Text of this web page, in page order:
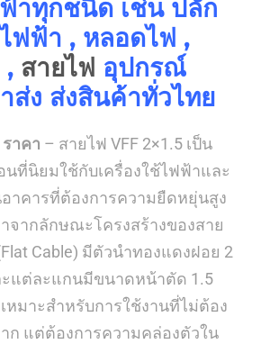
าทุกชนิด เช่น ปลั๊ก
ฟฟ้า , หลอดไฟ ,
, สายไฟ อุปกรณ์
ส่ง ส่งสินค้าทั่วไทย
าคา – สายไฟ VFF 2×1.5 เป็น
ที่นิยมใช้กับเครื่องใช้ไฟฟ้าและ
าคารที่ต้องการความยืดหยุ่นสูง
าจากลักษณะโครงสร้างของสาย
Cable) มีตัวนำทองแดงฝอย 2
ะแต่ละแกนมีขนาดหน้าตัด 1.5
หมาะสำหรับการใช้งานที่ไม่ต้อง
ก แต่ต้องการความคล่องตัวใน